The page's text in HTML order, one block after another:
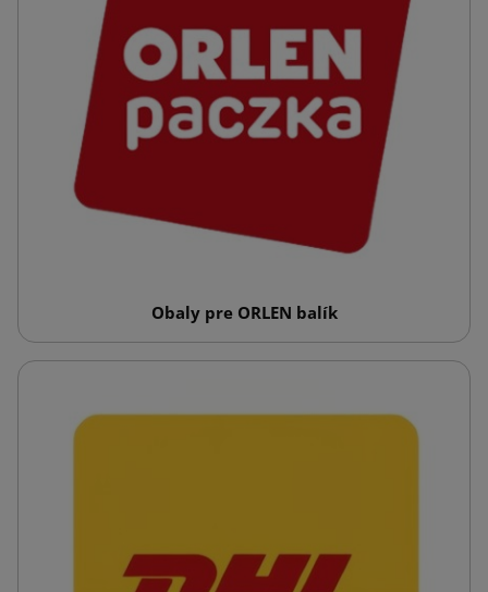
Obaly pre ORLEN balík